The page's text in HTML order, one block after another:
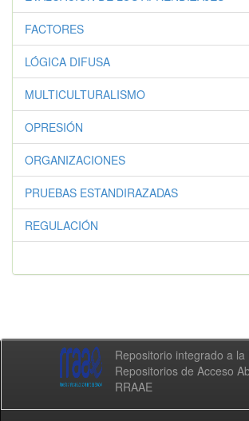
FACTORES
LÓGICA DIFUSA
MULTICULTURALISMO
OPRESIÓN
ORGANIZACIONES
PRUEBAS ESTANDIRAZADAS
REGULACIÓN
Repositorio integrado a la
Repositorios de Acceso
RRAAE